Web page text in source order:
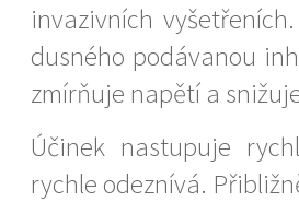
invazivních
dusného podávanou
zmírňuje napětí a
Účinek nastupuje
rychle odeznívá.